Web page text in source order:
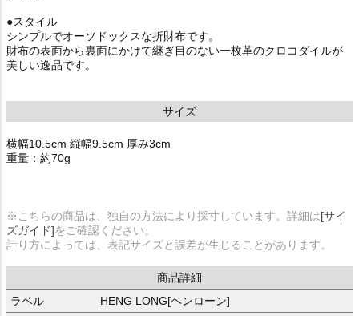
●スタイル
シンプルでオーソドックスな折財布です。
財布の表面から裏面にかけて継ぎ目のない一枚革のクロコダイルが
美しい逸品です。
サイズ
横幅10.5cm 縦幅9.5cm 厚み3cm
重量：約70g
※こちらの商品は、独自の方法により採寸しています。詳細は[サイ
ズガイド]をご確認ください。
計り方によっては、表記サイズと誤差が生じることがあります。
商品詳細
ラベル
HENG LONG[ヘンローン]